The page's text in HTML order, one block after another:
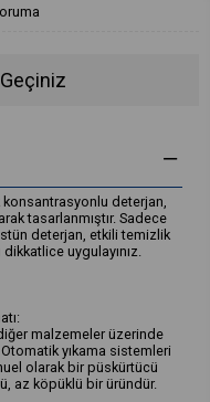
deterjan,
tasarlanmıştır. Sadece
deterjan, etkili temizlik
uygulayınız.
malzemeler üzerinde
yıkama sistemleri
olarak bir püskürtücü
az köpüklü bir üründür.